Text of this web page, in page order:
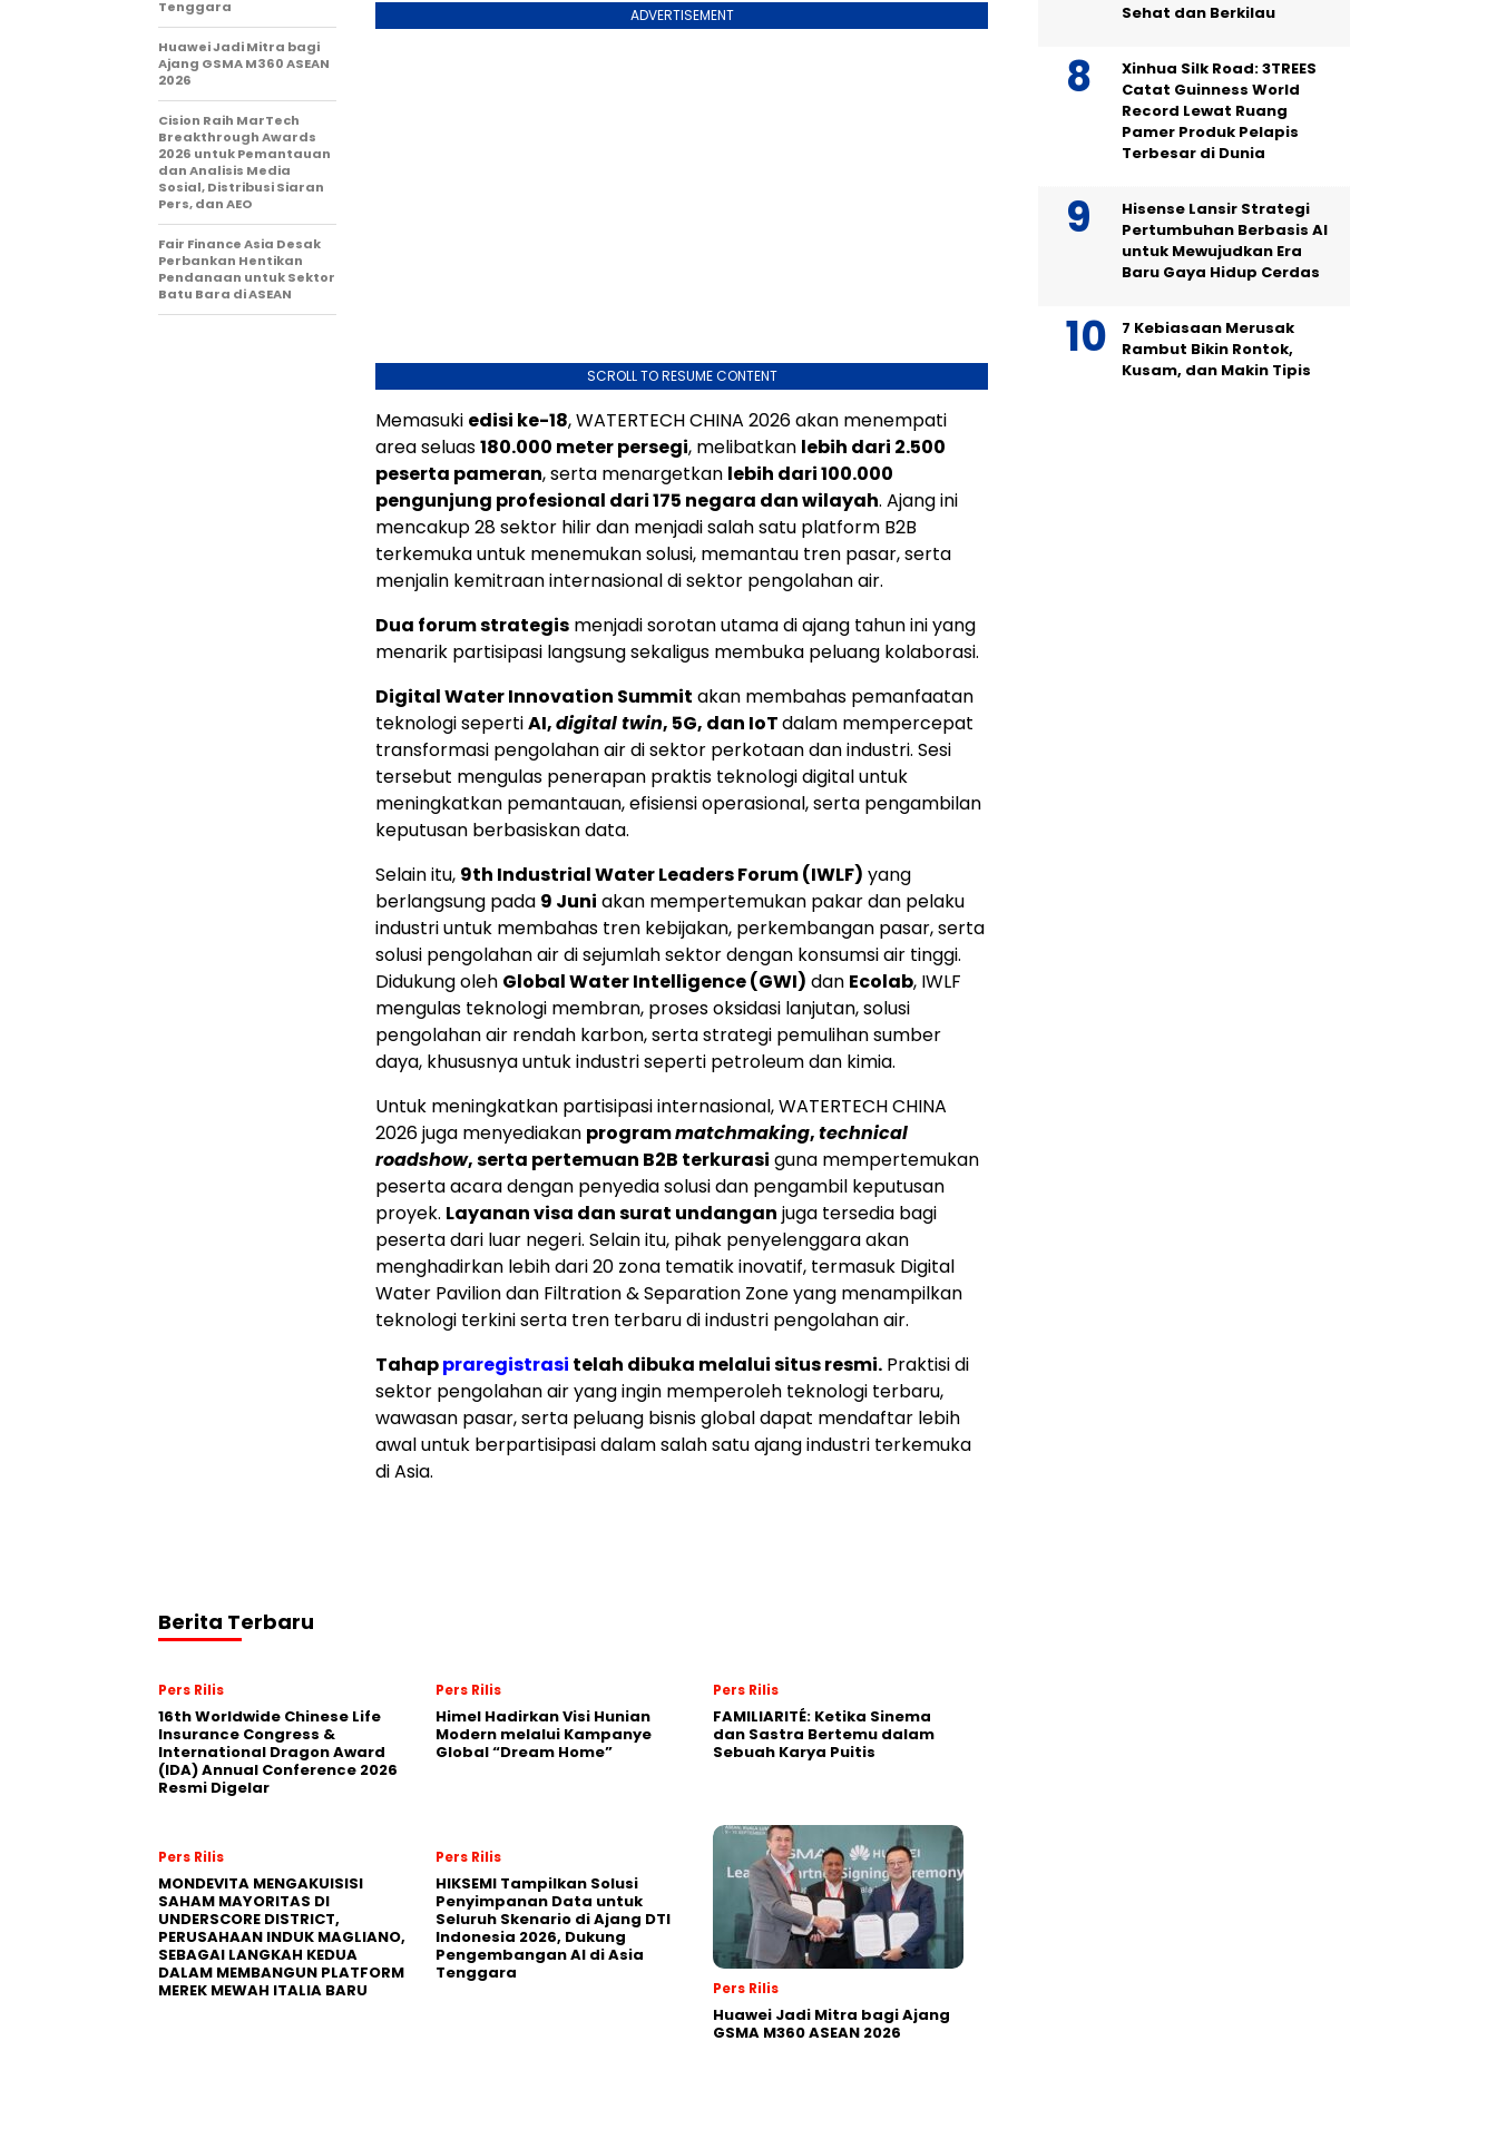
ADVERTISEMENT
SCROLL TO RESUME CONTENT
Memasuki edisi ke-18, WATERTECH CHINA 2026 akan menempati
area seluas180.000 meter persegi, melibatkan lebih dari 2.500
peserta pameran, serta menargetkan lebih dari 100.000
pengunjung profesional dari 175 negara dan wilayah. Ajang ini
mencakup 28 sektor hilir dan menjadi salah satu platform B2B
terkemuka untuk menemukan solusi, memantau tren pasar, serta
menjalin kemitraan internasional di sektor pengolahan air.
Dua forum strategis menjadi sorotan utama di ajang tahun ini yang
menarik partisipasi langsung sekaligus membuka peluang kolaborasi.
Digital Water Innovation Summit akan membahas pemanfaatan
teknologi sepertiAI,digital twin, 5G, dan IoTdalam mempercepat
transformasi pengolahan air di sektor perkotaan dan industri. Sesi
tersebut mengulas penerapan praktis teknologi digital untuk
meningkatkan pemantauan, efisiensi operasional, serta pengambilan
keputusan berbasiskan data.
Selain itu, 9th Industrial Water Leaders Forum (IWLF) yang
berlangsung pada 9 Juni akan mempertemukan pakar dan pelaku
industri untuk membahas tren kebijakan, perkembangan pasar, serta
solusi pengolahan air di sejumlah sektor dengan konsumsi air tinggi.
Didukung oleh Global Water Intelligence (GWI) dan Ecolab, IWLF
mengulas teknologi membran, proses oksidasi lanjutan, solusi
pengolahan air rendah karbon, serta strategi pemulihan sumber
daya, khususnya untuk industri seperti petroleum dan kimia.
Untuk meningkatkan partisipasi internasional, WATERTECH CHINA
2026 juga menyediakan programmatchmaking,technical
roadshow, serta pertemuan B2B terkurasi guna mempertemukan
peserta acara dengan penyedia solusi dan pengambil keputusan
proyek. Layanan visa dan surat undangan juga tersedia bagi
peserta dari luar negeri. Selain itu, pihak penyelenggara akan
menghadirkan lebih dari 20 zona tematik inovatif, termasuk Digital
Water Pavilion dan Filtration & Separation Zone yang menampilkan
teknologi terkini serta tren terbaru di industri pengolahan air.
Tahappraregistrasi telah dibuka melalui situs resmi. Praktisi di
sektor pengolahan air yang ingin memperoleh teknologi terbaru,
wawasan pasar, serta peluang bisnis global dapat mendaftar lebih
awal untuk berpartisipasi dalam salah satu ajang industri terkemuka
di Asia.
Tenggara
Huawei Jadi Mitra bagi
Ajang GSMA M360 ASEAN
2026
Cision Raih MarTech
Breakthrough Awards
2026 untuk Pemantauan
dan Analisis Media
Sosial, Distribusi Siaran
Pers, dan AEO
Fair Finance Asia Desak
Perbankan Hentikan
Pendanaan untuk Sektor
Batu Bara di ASEAN
Berita Terbaru
Pers Rilis
16th Worldwide Chinese Life
Insurance Congress &
International Dragon Award
(IDA) Annual Conference 2026
Resmi Digelar
Pers Rilis
Himel Hadirkan Visi Hunian
Modern melalui Kampanye
Global “Dream Home”
Pers Rilis
FAMILIARITÉ: Ketika Sinema
dan Sastra Bertemu dalam
Sebuah Karya Puitis
Pers Rilis
MONDEVITA MENGAKUISISI
SAHAM MAYORITAS DI
UNDERSCORE DISTRICT,
PERUSAHAAN INDUK MAGLIANO,
SEBAGAI LANGKAH KEDUA
DALAM MEMBANGUN PLATFORM
MEREK MEWAH ITALIA BARU
Pers Rilis
HIKSEMI Tampilkan Solusi
Penyimpanan Data untuk
Seluruh Skenario di Ajang DTI
Indonesia 2026, Dukung
Pengembangan AI di Asia
Tenggara
Pers Rilis
Huawei Jadi Mitra bagi Ajang
GSMA M360 ASEAN 2026
Sehat dan Berkilau
Xinhua Silk Road: 3TREES
Catat Guinness World
Record Lewat Ruang
Pamer Produk Pelapis
Terbesar di Dunia
Hisense Lansir Strategi
Pertumbuhan Berbasis AI
untuk Mewujudkan Era
Baru Gaya Hidup Cerdas
7 Kebiasaan Merusak
Rambut Bikin Rontok,
Kusam, dan Makin Tipis